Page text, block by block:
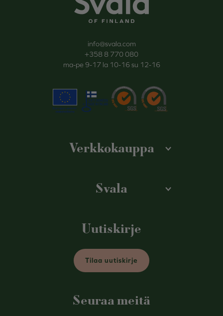
info@svala.com
+358 8 770 080
ma-pe 9-17 la 10-16 su 12-16
Verkkokauppa
Svala
Seuraa meitä
Uutiskirje
Tilaa uutiskirje